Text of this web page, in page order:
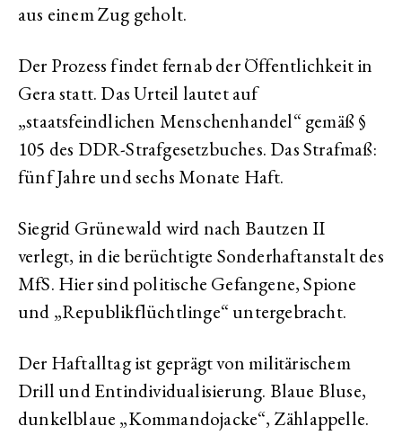
aus einem Zug geholt.
Der Prozess findet fernab der Öffentlichkeit in
Gera statt. Das Urteil lautet auf
„staatsfeindlichen Menschenhandel“ gemäß §
105 des DDR-Strafgesetzbuches. Das Strafmaß:
fünf Jahre und sechs Monate Haft.
Siegrid Grünewald wird nach Bautzen II
verlegt, in die berüchtigte Sonderhaftanstalt des
MfS. Hier sind politische Gefangene, Spione
und „Republikflüchtlinge“ untergebracht.
Der Haftalltag ist geprägt von militärischem
Drill und Entindividualisierung. Blaue Bluse,
dunkelblaue „Kommandojacke“, Zählappelle.